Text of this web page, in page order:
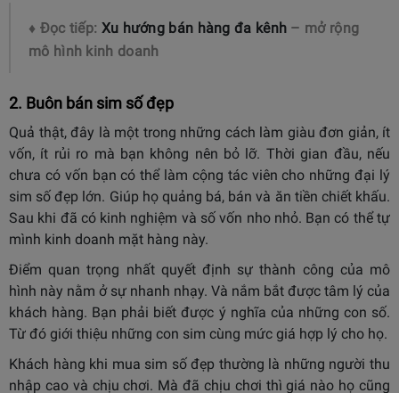
♦ Đọc tiếp: Xu hướng bán hàng đa kênh – mở rộng
mô hình kinh doanh
2. Buôn bán sim số đẹp
Quả thật, đây là một trong những cách làm giàu đơn giản, ít
vốn, ít rủi ro mà bạn không nên bỏ lỡ. Thời gian đầu, nếu
chưa có vốn bạn có thể làm cộng tác viên cho những đại lý
sim số đẹp lớn. Giúp họ quảng bá, bán và ăn tiền chiết khấu.
Sau khi đã có kinh nghiệm và số vốn nho nhỏ. Bạn có thể tự
mình kinh doanh mặt hàng này.
Điểm quan trọng nhất quyết định sự thành công của mô
hình này nằm ở sự nhanh nhạy. Và nắm bắt được tâm lý của
khách hàng. Bạn phải biết được ý nghĩa của những con số.
Từ đó giới thiệu những con sim cùng mức giá hợp lý cho họ.
Khách hàng khi mua sim số đẹp thường là những người thu
nhập cao và chịu chơi. Mà đã chịu chơi thì giá nào họ cũng